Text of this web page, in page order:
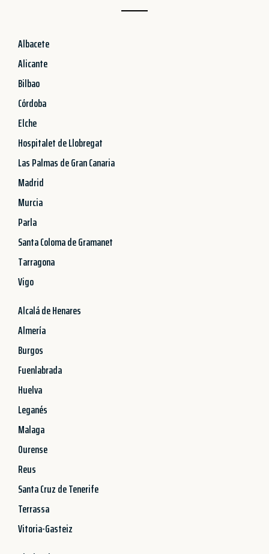
Albacete
Alicante
Bilbao
Córdoba
Elche
Hospitalet de Llobregat
Las Palmas de Gran Canaria
Madrid
Murcia
Parla
Santa Coloma de Gramanet
Tarragona
Vigo
Alcalá de Henares
Almería
Burgos
Fuenlabrada
Huelva
Leganés
Malaga
Ourense
Reus
Santa Cruz de Tenerife
Terrassa
Vitoria-Gasteiz